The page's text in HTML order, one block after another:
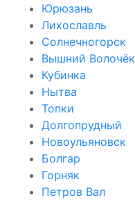
Юрюзань
Лихославль
Солнечногорск
Вышний Волочёк
Кубинка
Нытва
Топки
Долгопрудный
Новоульяновск
Болгар
Горняк
Петров Вал